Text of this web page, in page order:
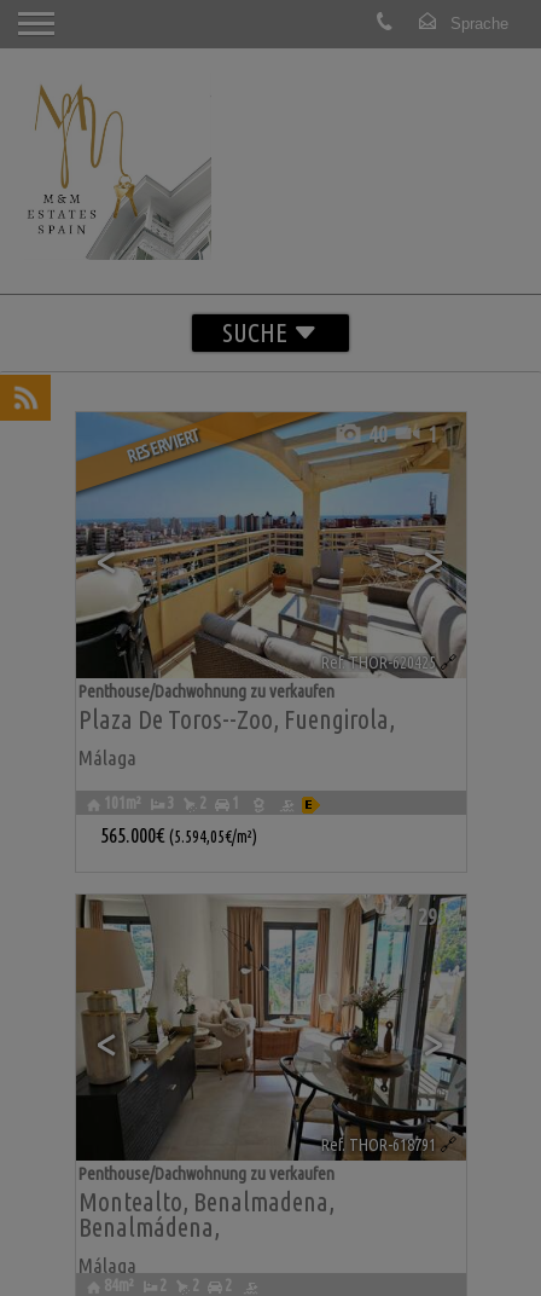
SUCHE
RESERVIERT
< >
40 1
Ref. THOR-620425🔗
Plaza De Toros--zoo, Fuengirola,
Málaga
Penthouse/Dachwohnung zu verkaufen
101m² 3 2 1
565.000€ (5.594,05€/m²)
< >
29
Ref. THOR-618791 🔗
Montealto, Benalmadena,
Benalmádena,
Málaga
Penthouse/Dachwohnung zu verkaufen
84m² 2 2 2